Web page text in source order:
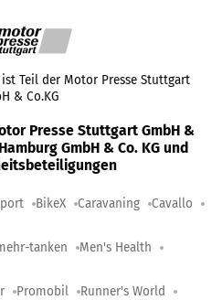
ist Teil der Motor Presse Stuttgart
& Co.KG
Presse Stuttgart GmbH &
GmbH & Co. KG und
BikeX Caravaning Cavallo
tanken Men's Health
Promobil Runner's World